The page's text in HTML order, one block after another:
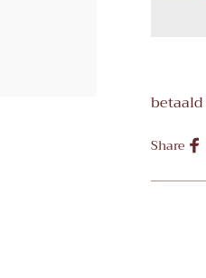
Share